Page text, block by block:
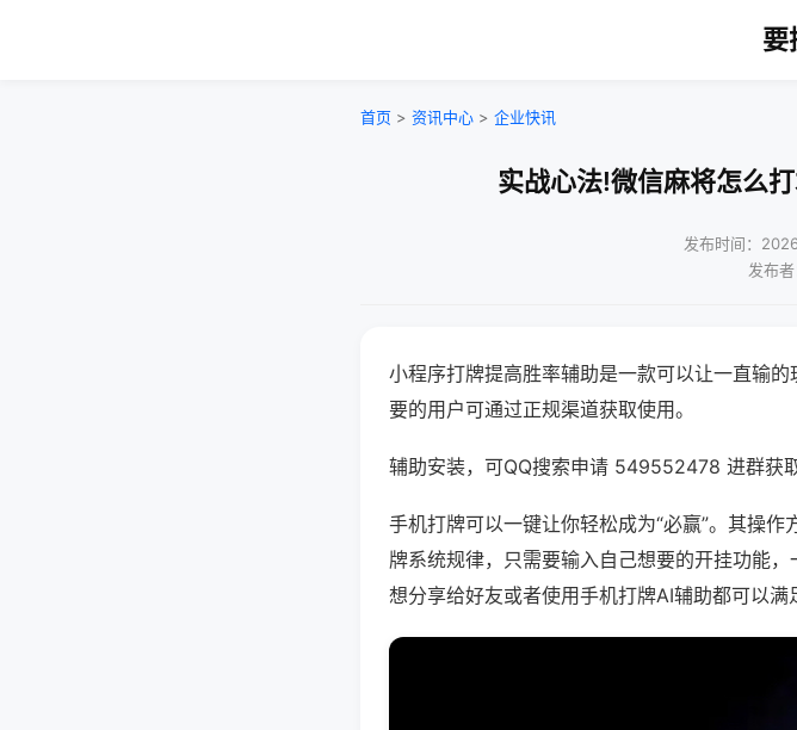
要
首页 > 资讯中心 > 企业快讯
实战心法!微信麻将怎么
发布时间：
发布
小程序打牌提高胜率辅助是一款可以让一直输
要的用户可通过正规渠道获取使用。
辅助安装，可QQ搜索申请 549552478 进群获
手机打牌可以一键让你轻松成为“必赢”。其操
牌系统规律，只需要输入自己想要的开挂功能
想分享给好友或者使用手机打牌AI辅助都可以满